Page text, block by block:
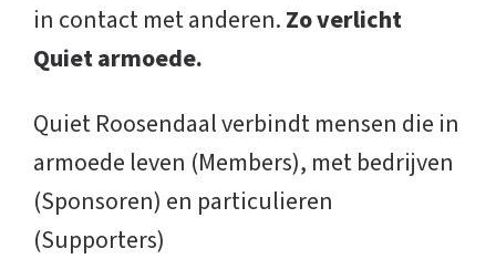
in contact met anderen.Zo verlicht
Quiet armoede.
Quiet Roosendaal verbindt mensen die in
armoede leven (Members), met bedrijven
(Sponsoren) en particulieren
(Supporters)